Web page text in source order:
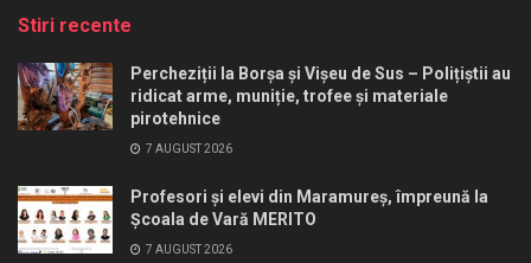
Stiri recente
Percheziții la Borșa și Vișeu de Sus – Polițiștii au
ridicat arme, muniție, trofee și materiale
pirotehnice
7 AUGUST 2026
Profesori și elevi din Maramureș, împreună la
Școala de Vară MERITO
7 AUGUST 2026